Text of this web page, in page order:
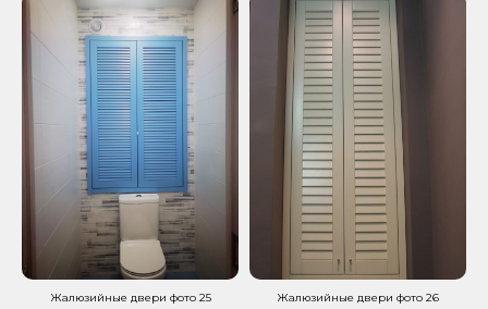
Жалюзийные двери фото 25 Жалюзийные двери фото 26